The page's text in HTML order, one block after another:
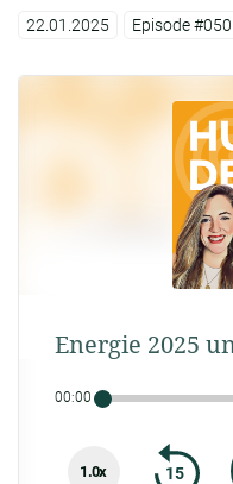
22.01.2025 Episode #050
Energie 2025
00:00
1.0x 15